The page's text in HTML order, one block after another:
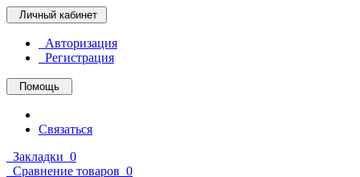
Личный кабинет
Авторизация
Регистрация
Помощь
Связаться
Закладки 0
Сравнение товаров 0